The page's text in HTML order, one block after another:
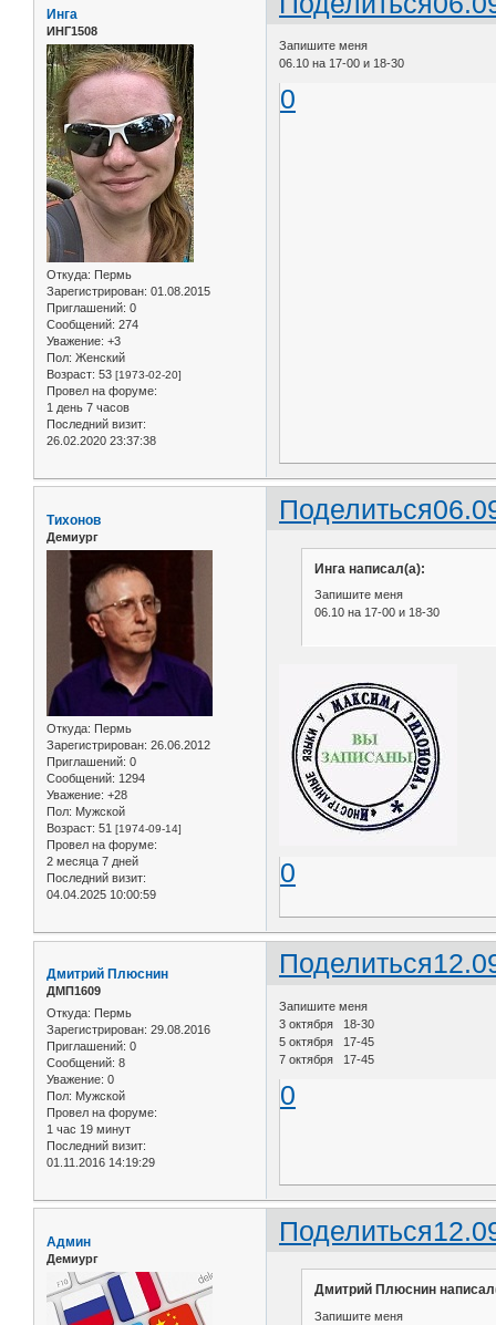
Инга
ИНГ1508
Откуда: Пермь
Зарегистрирован: 01.08.2015
Приглашений: 0
Сообщений: 274
Уважение: +3
Пол: Женский
Возраст: 53 [1973-02-20]
Провел на форуме:
1 день 7 часов
Последний визит:
26.02.2020 23:37:38
Запишите меня
06.10 на 17-00 и 18-30
0
Поделиться
Тихонов
Демиург
Откуда: Пермь
Зарегистрирован: 26.06.2012
Приглашений: 0
Сообщений: 1294
Уважение: +28
Пол: Мужской
Возраст: 51 [1974-09-14]
Провел на форуме:
2 месяца 7 дней
Последний визит:
04.04.2025 10:00:59
Инга написал(а):
Запишите меня
06.10 на 17-00 и 18-30
0
Поделиться
Дмитрий Плюснин
ДМП1609
Откуда: Пермь
Зарегистрирован: 29.08.2016
Приглашений: 0
Сообщений: 8
Уважение: 0
Пол: Мужской
Провел на форуме:
1 час 19 минут
Последний визит:
01.11.2016 14:19:29
Запишите меня
3 октября 18-30
5 октября 17-45
7 октября 17-45
0
Поделиться
Админ
Демиург
Дмитрий Плюснин
Запишите меня